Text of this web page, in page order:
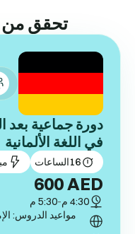
تحقق من
في اللغة الألمانية
16الساعات
600AED
4:30 م -5:30 م
مواعيد الدروس: